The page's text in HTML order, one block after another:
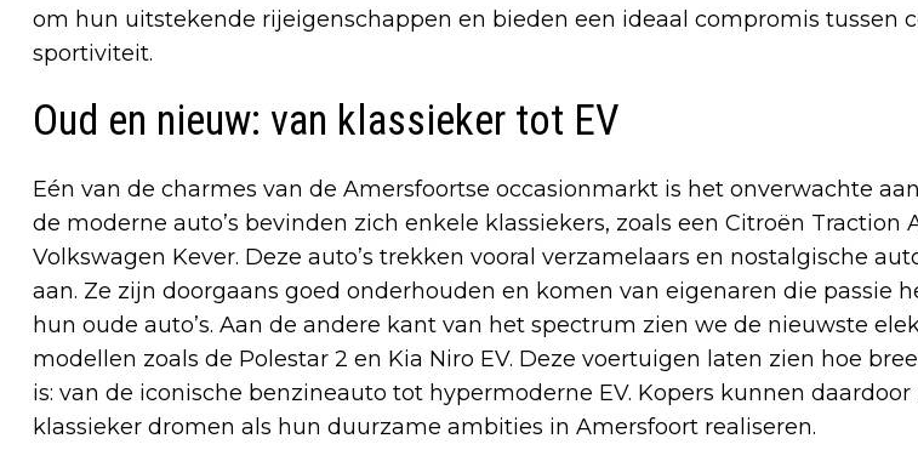
om hun uitstekende rijeigenschappen en bieden een ideaal compromis tussen
sportiviteit.
Oud en nieuw: van klassieker tot EV
Eén van de charmes van de Amersfoortse occasionmarkt is het onverwachte
de moderne auto’s bevinden zich enkele klassiekers, zoals een Citroën Traction
Volkswagen Kever. Deze auto’s trekken vooral verzamelaars en nostalgische
aan. Ze zijn doorgaans goed onderhouden en komen van eigenaren die passie
hun oude auto’s. Aan de andere kant van het spectrum zien we de nieuwste
modellen zoals de Polestar 2 en Kia Niro EV. Deze voertuigen laten zien hoe
is: van de iconische benzineauto tot hypermoderne EV. Kopers kunnen
klassieker dromen als hun duurzame ambities in Amersfoort realiseren.